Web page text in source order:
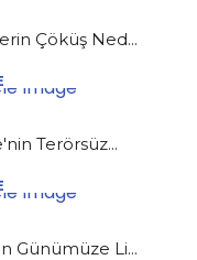
Çöküş Ned...
Terörsüz...
Günümüze Li...